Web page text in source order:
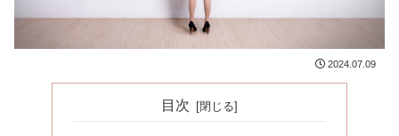
2024.07.09
目次